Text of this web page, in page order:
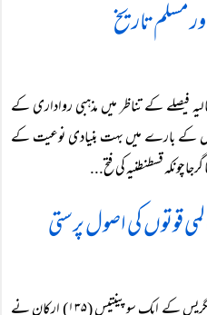
مسلم تاریخ
فیصلے کے تناظر میں مذہبی رواداری کے
کے بارے میں بہت بنیادی نوعیت کے
چونکہ قسطنطنیہ کی فتح...
قوتوں کی اصول پرستی